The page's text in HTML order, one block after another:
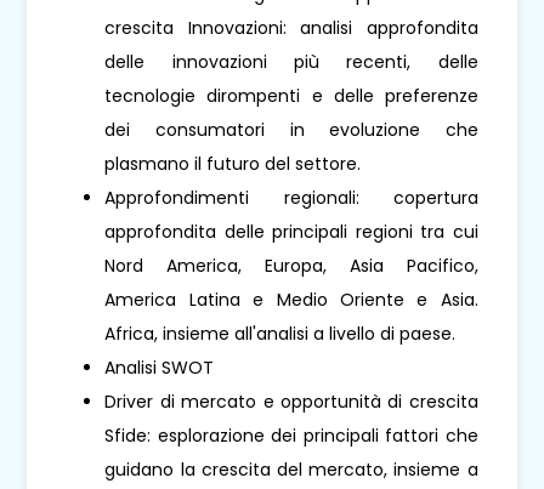
crescita Innovazioni: analisi approfondita
delle innovazioni più recenti, delle
tecnologie dirompenti e delle preferenze
dei consumatori in evoluzione che
plasmano il futuro del settore.
Approfondimenti regionali: copertura
approfondita delle principali regioni tra cui
Nord America, Europa, Asia Pacifico,
America Latina e Medio Oriente e Asia.
Africa, insieme all'analisi a livello di paese.
Analisi SWOT
Driver di mercato e opportunità di crescita
Sfide: esplorazione dei principali fattori che
guidano la crescita del mercato, insieme a